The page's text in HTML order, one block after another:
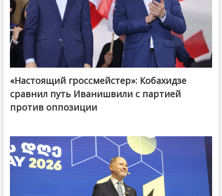
@ქართული ოცნება / Georgian Dream
«Настоящий гроссмейстер»: Кобахидзе
сравнил путь Иванишвили с партией
против оппозиции